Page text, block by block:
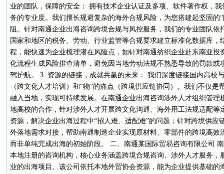
业的团队，保障的安全： 拥有技术企业认证及多项、软件著作权，
务的专业度。我们擅长规避复杂的海外合规风险，为您搭建起坚固的
阻。针对南通企业出海咨询跨境合规与风控服务，我们的专业团队依
国家和地区的税务、劳动、行业监管等合规要求建立标准化数据库，
程，能快速为企业梳理潜在风险点，如针对南通纺织企业赴东南亚投
化流程生成风险排查清单，避免因当地劳动法规不熟悉导致的罚款或
驾护航。 3. 资源的链接，成就共赢的未来： 我们深度链接国内高校
（跨文化人才培训）和“物”的痛点（跨境供应链协同）。我们不仅是
融入当地，实现可持续发展。在南通企业出海咨询涉外人才组织管理
地高校的合作，针对涉外人才开展跨文化沟通、海外用工法规适配等
资源，解决企业出海过程中“招人难、适配难”的问题；针对跨境供应
外落地需求对接，帮助南通制造企业实现原材料、零部件的跨境高效
而非单纯完成出海的初始阶段。 二、南通某国际贸易咨询有限公司
本地注册的咨询机构，核心业务涵盖跨境合规咨询、涉外人才服务，
业的出海项目。该公司依托本地外贸协会资源，能为企业提供基础的